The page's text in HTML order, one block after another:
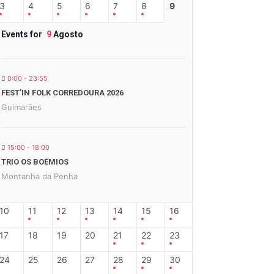
3 4 5 6 7 8 9
Events for 9Agosto
0:00 - 23:55
FEST’IN FOLK CORREDOURA 2026
Guimarães
15:00 - 18:00
TRIO OS BOÉMIOS
Montanha da Penha
10 11 12 13 14 15 16
17 18 19 20 21 22 23
24 25 26 27 28 29 30